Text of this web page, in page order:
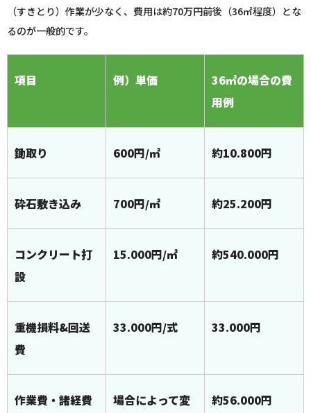
（すきとり）作業が少なく、費用は約70万円前後（36㎡程度）とな
るのが一般的です。
項目 例）単価
36㎡の場合の費
用例
鋤取り 600円/㎡ 約10.800円
砕石敷き込み 700円/㎡ 約25.200円
コンクリート打
設
15.000円/㎡ 約540.000円
重機損料&回送
費
33.000円/式 33.000円
作業費・諸経費
場合によって変
約56.000円